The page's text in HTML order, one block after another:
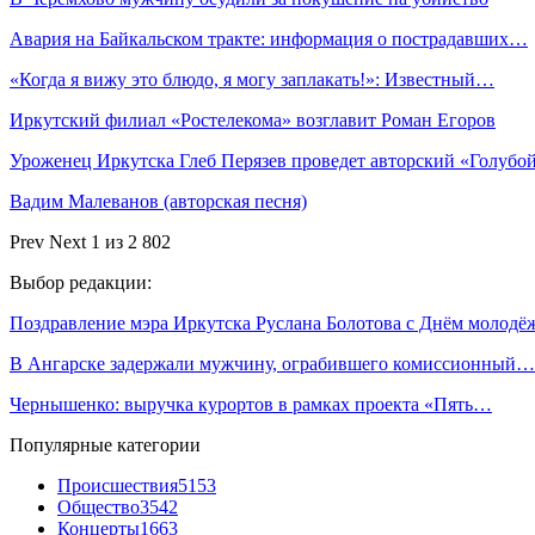
Авария на Байкальском тракте: информация о пострадавших…
«Когда я вижу это блюдо, я могу заплакать!»: Известный…
Иркутский филиал «Ростелекома» возглавит Роман Егоров
Уроженец Иркутска Глеб Перязев проведет авторский
Вадим Малеванов (авторская песня)
Prev Next 1 из 2 802
Выбор редакции:
Поздравление мэра Иркутска Руслана Болотова с Днём
В Ангарске задержали мужчину, ограбившего комиссионный…
Чернышенко: выручка курортов в рамках проекта «Пять…
Популярные категории
Происшествия5153
Общество3542
Концерты1663